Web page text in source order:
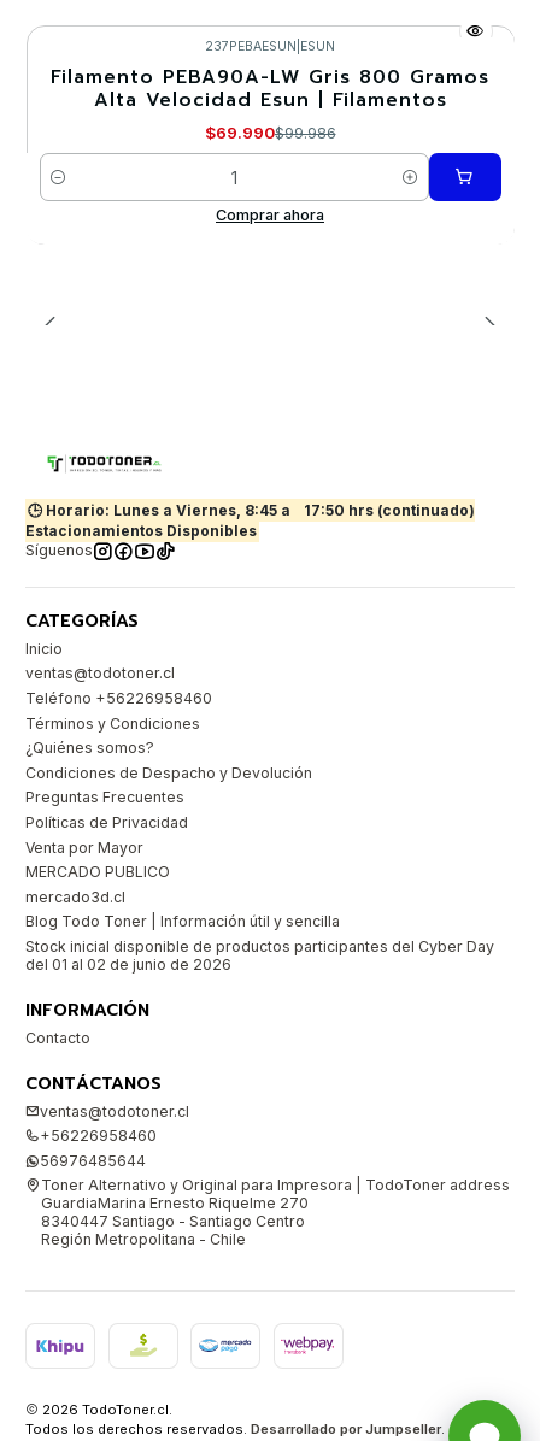
-30%
237PEBAESUN ESUN
Filamento PEBA90A-LW Gris 800 Gramos
Alta Velocidad Esun | Filamentos
$69.990$99.986
Cantidad
Comprar ahora
🕒 Horario: Lunes a Viernes, 8:45 a
17:50 hrs (continuado)
Estacionamientos Disponibles
Síguenos
CATEGORÍAS
Inicio
ventas@todotoner.cl
Teléfono +56226958460
Términos y Condiciones
¿Quiénes somos?
Condiciones de Despacho y Devolución
Preguntas Frecuentes
Políticas de Privacidad
Venta por Mayor
MERCADO PUBLICO
mercado3d.cl
Blog Todo Toner | Información útil y sencilla
Stock inicial disponible de productos participantes del Cyber Day
del 01 al 02 de junio de 2026
INFORMACIÓN
Contacto
CONTÁCTANOS
ventas@todotoner.cl
+56226958460
56976485644
Toner Alternativo y Original para Impresora | TodoToner address
GuardiaMarina Ernesto Riquelme 270
8340447 Santiago - Santiago Centro
Región Metropolitana - Chile
2026 TodoToner.cl.
Todos los derechos reservados. Desarrollado por Jumpseller.